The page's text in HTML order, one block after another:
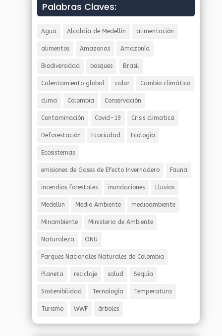
Palabras Claves:
Agua Alcaldia de Medellín alimentación
alimentos Amazonas Amazonía
Biodiversidad bosques Brasil
Calentamiento global calor Cambio climático
clima Colombia Conservación
Contaminación Covid-19 Crisis climatica
Deforestación Ecociudad Ecología
Ecosistemas
emisiones de Gases de Efecto Invernadero Fauna
incendios forestales inundaciones Lluvias
Medellin Medio Ambiente medioambiente
Minambiente Ministerio de Ambiente
Naturaleza ONU
Parques Nacionales Naturales de Colombia
Planeta reciclaje salud Sequía
Sostenibilidad Tecnología Temperatura
Turismo WWF árboles